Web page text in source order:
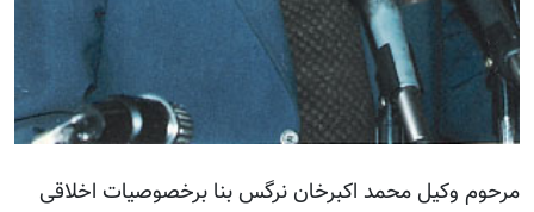
مرحوم وکیل محمد اکبرخان نرگس بنا برخصوصیات اخلاقی